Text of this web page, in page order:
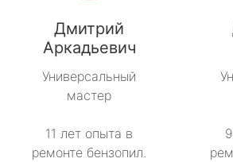
Дмитрий
Аркадьевич
Универсальный
мастер
11 лет опыта в
ремонте бензопил.